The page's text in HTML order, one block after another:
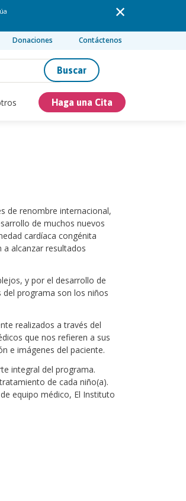
Donaciones Contáctenos
Buscar
Haga una Cita
de renombre internacional,
de muchos nuevos
cardíaca congénita
alcanzar resultados
y por el desarrollo de
del programa son los niños
realizados a través del
que nos refieren a sus
e imágenes del paciente.
integral del programa.
de cada niño(a).
equipo médico, El Instituto